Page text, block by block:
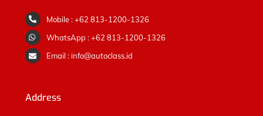
Mobile : +62 813-1200-1326
WhatsApp : +62 813-1200-1326
Email : info@autoclass.id
Address